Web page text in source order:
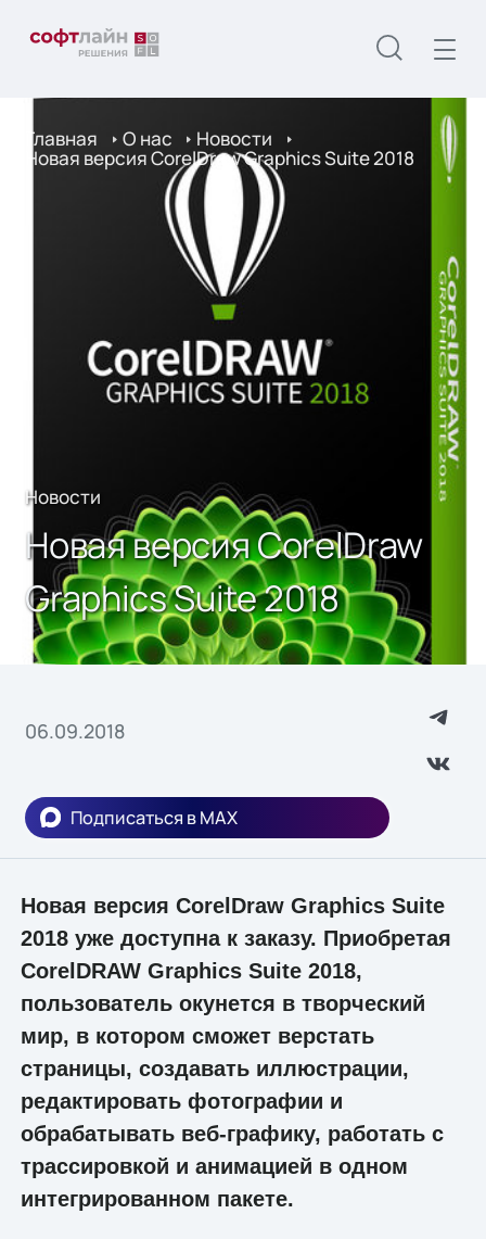
Главная О нас Новости
Новая версия CorelDraw Graphics Suite 2018
Новости
Новая версия CorelDraw
Graphics Suite 2018
06.09.2018
Подписаться в MAX
Новая версия CorelDraw Graphics Suite
2018 уже доступна к заказу. Приобретая
CorelDRAW Graphics Suite 2018,
пользователь окунется в творческий
мир, в котором сможет верстать
страницы, создавать иллюстрации,
редактировать фотографии и
обрабатывать веб-графику, работать с
трассировкой и анимацией в одном
интегрированном пакете.